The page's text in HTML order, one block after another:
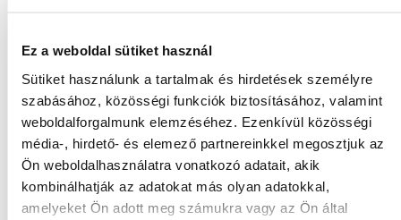
Ez a weboldal sütiket használ
Sütiket használunk a tartalmak és hirdetések személyre
szabásához, közösségi funkciók biztosításához, valamint
weboldalforgalmunk elemzéséhez. Ezenkívül közösségi
média-, hirdető- és elemező partnereinkkel megosztjuk az
Ön weboldalhasználatra vonatkozó adatait, akik
kombinálhatják az adatokat más olyan adatokkal,
amelyeket Ön adott meg számukra vagy az Ön által
mannán-oligoszacharidok, 0,06% β-glükánok, nátrium klorid,
Hústartalma vagy állati eredetű fehérje-források: min. 43,5%
(szárazanyagra vonatkoztatva)
Állati eredetű fehérjetartalma összes fehérjetartalomból: min. 74%